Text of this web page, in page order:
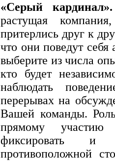
«Серый кардинал».
растущая
притерлись друг к
что они поведут себя
выберите из числа
кто будет
наблюдать
перерывах на
Вашей команды.
прямому
фиксировать и
противоположной